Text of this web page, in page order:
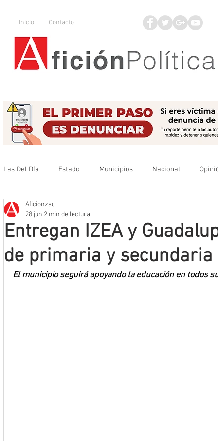
Inicio Contacto
Las Del Día Estado Municipios Nacional
Que no se olvide
Mineros LNBP
Entregan IZEA y
de primaria y secundaria
Aficionzac
28 jun 2 min de lectura
El municipio seguirá apoyando la educación en todos